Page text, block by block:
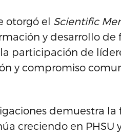
otorgó el Scientific
y desarrollo de
participación de
y compromiso
demuestra
creciendo en PHSU